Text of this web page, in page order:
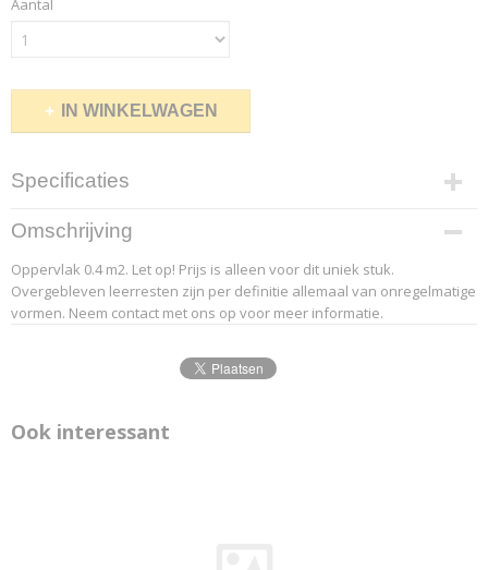
Aantal
IN WINKELWAGEN
Specificaties
Productcode leverancier
1-5
Omschrijving
Oppervlak 0.4 m2. Let op! Prijs is alleen voor dit uniek stuk.
Overgebleven leerresten zijn per definitie allemaal van onregelmatige
vormen. Neem contact met ons op voor meer informatie.
Ook interessant